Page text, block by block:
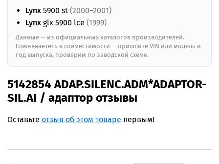
Lynx 5900 st (2000–2001)
Lynx glx 5900 lce (1999)
Данные — из официальных каталогов производителей.
Сомневаетесь в совместимости — пришлите VIN или модель и
год выпуска, проверим по заводской схеме.
5142854 ADAP.SILENC.ADM*ADAPTOR-
SIL.AI / адаптор отзывы
Оставьте отзыв об этом товаре первым!